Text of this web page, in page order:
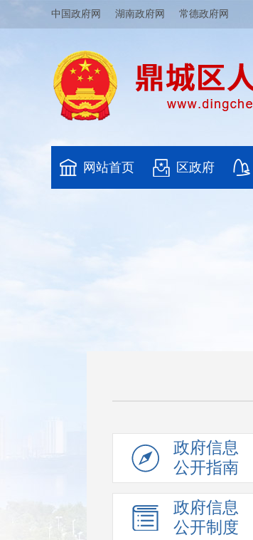
中国政府网 湖南政府网 常德政府网
网站首页 区政府
政府信息
公开指南
政府信息
公开制度